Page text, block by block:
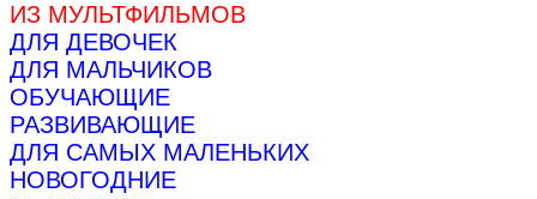
ИЗ МУЛЬТФИЛЬМОВ
ДЛЯ ДЕВОЧЕК
ДЛЯ МАЛЬЧИКОВ
ОБУЧАЮЩИЕ
РАЗВИВАЮЩИЕ
ДЛЯ САМЫХ МАЛЕНЬКИХ
НОВОГОДНИЕ